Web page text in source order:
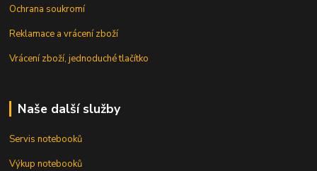
Ochrana soukromí
Reklamace a vrácení zboží
Vrácení zboží, jednoduché tlačítko
Naše další služby
Servis notebooků
Výkup notebooků